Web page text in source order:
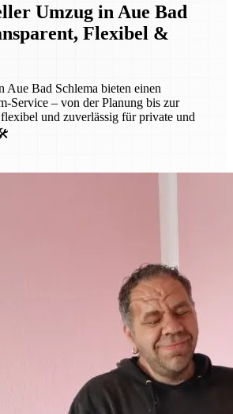
Umzug in Aue Bad
Flexibel &
Aue Bad Schlema bieten einen
Service – von der Planung bis zur
und zuverlässig für private und